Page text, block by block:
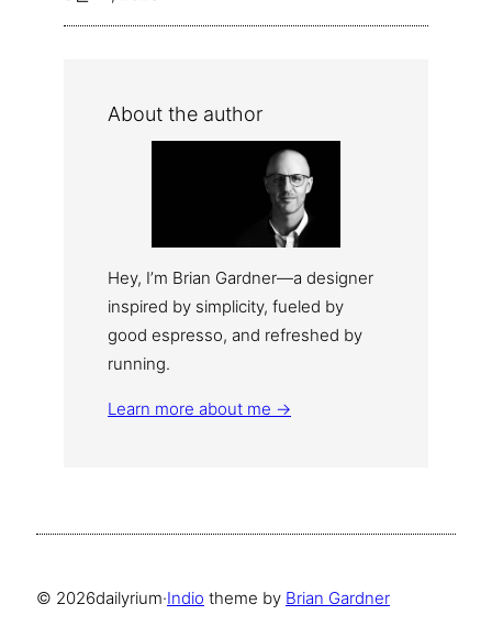
About the author
Hey, I’m Brian Gardner—a designer
inspired by simplicity, fueled by
good espresso, and refreshed by
running.
Learn more about me →
© 2026dailyrium·Indio theme by Brian Gardner